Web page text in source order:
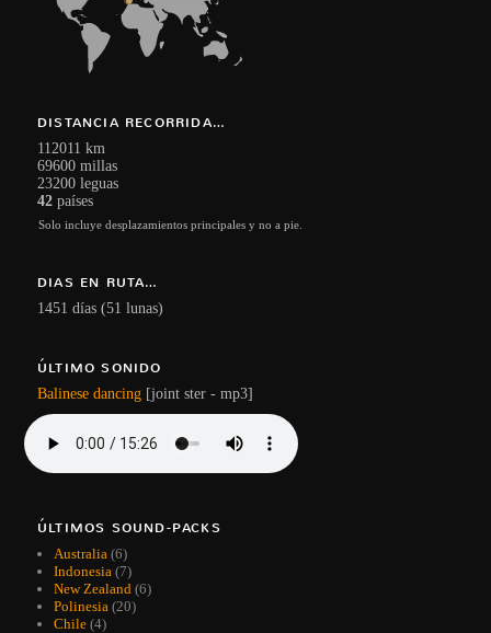
DISTANCIA RECORRIDA…
112011 km
69600 millas
23200 leguas
42 países
Solo incluye desplazamientos principales y no a pie.
DIAS EN RUTA…
1451 días (51 lunas)
ÚLTIMO SONIDO
Balinese dancing [joint ster - mp3]
ÚLTIMOS SOUND-PACKS
Australia (6)
Indonesia (7)
New Zealand (6)
Polinesia (20)
Chile (4)